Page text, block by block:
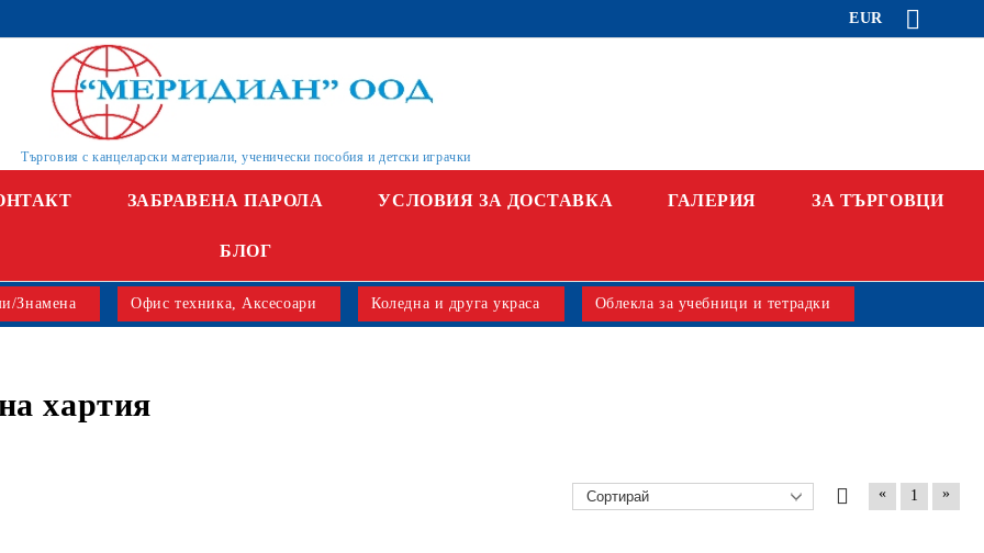
EUR
Търговия с канцеларски материали, ученически пособия и детски играчки
ЗАБРАВЕНА ПАРОЛА УСЛОВИЯ ЗА ДОСТАВКА ГАЛЕРИЯ ЗА ТЪРГОВЦИ
БЛОГ
Знамена Офис техника, Аксесоари Коледна и друга украса Облекла за учебници и тетрадки
хартия
« 1 »